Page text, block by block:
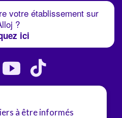
votre établissement sur
?
ici
à être informés